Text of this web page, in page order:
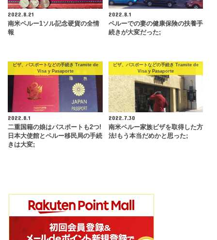
2022.8.21
南米ペルー1ソル記念硬貨の全情
報
2022.8.1
ペルーでの妻の健康保険の扶養手
続きが大変だった;
ビザ、パスポートなどの手続き Tramite de
Visa y Pasaporte
2022.8.1
二重国籍の娘はパスポートも2つ!
日本大使館とペルー移民局の手続
きは大変;
ビザ、パスポートなどの手続き Tramite de
Visa y Pasaporte
2022.7.30
南米ペルー家族ビザを取得した方
法!もう本当だめかと思った;